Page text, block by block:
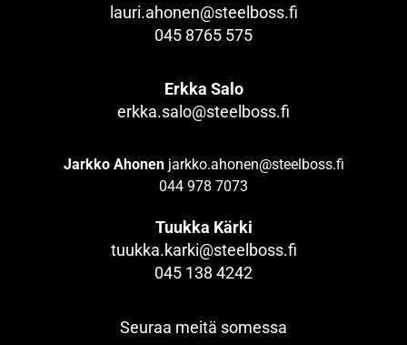
lauri.ahonen@steelboss.fi
045 8765 575
Erkka Salo
erkka.salo@steelboss.fi
Jarkko Ahonen jarkko.ahonen@steelboss.fi
044 978 7073
Tuukka Kärki
tuukka.karki@steelboss.fi
045 138 4242
Seuraa meitä somessa